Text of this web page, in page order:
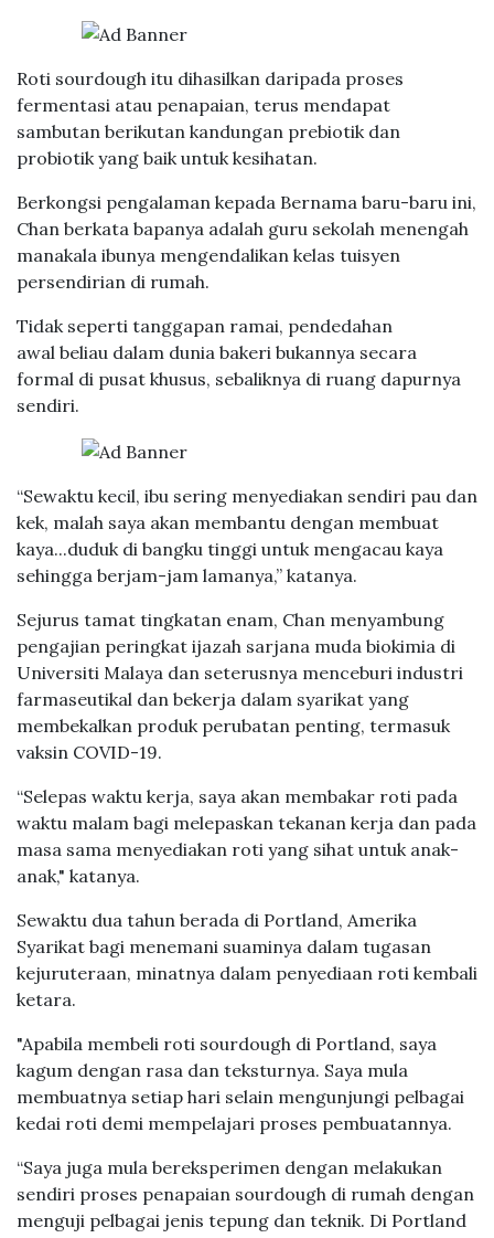
Roti sourdough itu dihasilkan daripada proses
fermentasi atau penapaian, terus mendapat
sambutan berikutan kandungan prebiotik dan
probiotik yang baik untuk kesihatan.
Berkongsi pengalaman kepada Bernama baru-baru ini,
Chan berkata bapanya adalah guru sekolah menengah
manakala ibunya mengendalikan kelas tuisyen
persendirian di rumah.
Tidak seperti tanggapan ramai, pendedahan
awal beliau dalam dunia bakeri bukannya secara
formal di pusat khusus, sebaliknya di ruang dapurnya
sendiri.
“Sewaktu kecil, ibu sering menyediakan sendiri pau dan
kek, malah saya akan membantu dengan membuat
kaya...duduk di bangku tinggi untuk mengacau kaya
sehingga berjam-jam lamanya,” katanya.
Sejurus tamat tingkatan enam, Chan menyambung
pengajian peringkat ijazah sarjana muda biokimia di
Universiti Malaya dan seterusnya menceburi industri
farmaseutikal dan bekerja dalam syarikat yang
membekalkan produk perubatan penting, termasuk
vaksin COVID-19.
“Selepas waktu kerja, saya akan membakar roti pada
waktu malam bagi melepaskan tekanan kerja dan pada
masa sama menyediakan roti yang sihat untuk anak-
anak," katanya.
Sewaktu dua tahun berada di Portland, Amerika
Syarikat bagi menemani suaminya dalam tugasan
kejuruteraan, minatnya dalam penyediaan roti kembali
ketara.
"Apabila membeli roti sourdough di Portland, saya
kagum dengan rasa dan teksturnya. Saya mula
membuatnya setiap hari selain mengunjungi pelbagai
kedai roti demi mempelajari proses pembuatannya.
“Saya juga mula bereksperimen dengan melakukan
sendiri proses penapaian sourdough di rumah dengan
menguji pelbagai jenis tepung dan teknik. Di Portland